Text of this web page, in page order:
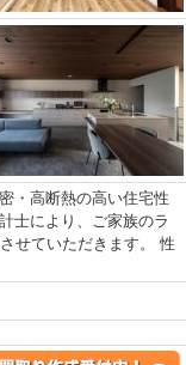
・高断熱の高い住宅性
士により、ご家族のラ
せていただきます。 性